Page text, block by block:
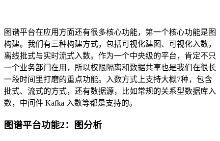
图谱平台在应用方面还有很多核心功能，第一个核心功能是图
构建。我们有三种构建方式，包括可视化建图、可视化入数，
离线批式与实时流式入数。作为一个中央级的平台，肯定不只
一个业务部门在用，所以权限隔离和数据共享也是我们在很长
一段时间里打磨的重点功能。入数方式上支持大概7种，包含
批式、流式的方式，还有数据源，比如常规的关系型数据库入
数，中间件 Kafka 入数等都是支持的。
图谱平台功能2：图分析